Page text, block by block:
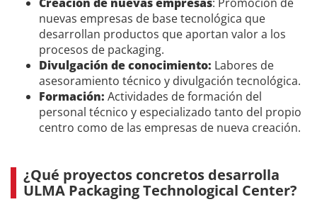
nuevas empresas de base tecnológica que
desarrollan productos que aportan valor a los
procesos de packaging.
Divulgación de conocimiento: Labores de
asesoramiento técnico y divulgación tecnológica.
Formación: Actividades de formación del
personal técnico y especializado tanto del propio
centro como de las empresas de nueva creación.
¿Qué proyectos concretos desarrolla
ULMA Packaging Technological Center?